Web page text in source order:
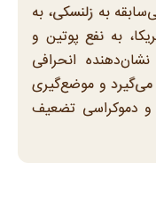
به زلنسکی، به
به نفع پوتین و
انحرافی
می‌گیرد و موضع‌گیری
و دموکراسی تضعیف